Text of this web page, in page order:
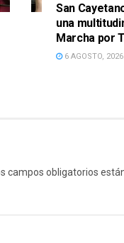
San
una
Marcha por
6 AGOSTO, 2026
campos obligatorios